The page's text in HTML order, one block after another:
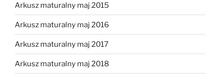
Arkusz maturalny maj 2015
Arkusz maturalny maj 2016
Arkusz maturalny maj 2017
Arkusz maturalny maj 2018